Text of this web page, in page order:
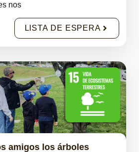
nos
LISTA DE ESPERA
amigos los árboles